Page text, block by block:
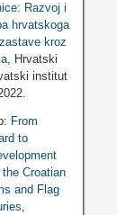
Razvoj i
hrvatskoga
kroz
, Hrvatski
institut
From
to
Croatian
and Flag
,